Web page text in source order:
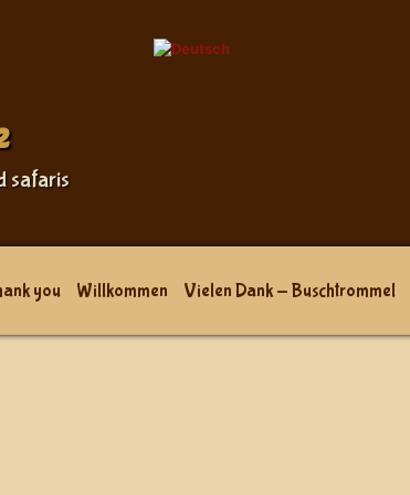
safaris
you Willkommen Vielen Dank - Buschtrommel